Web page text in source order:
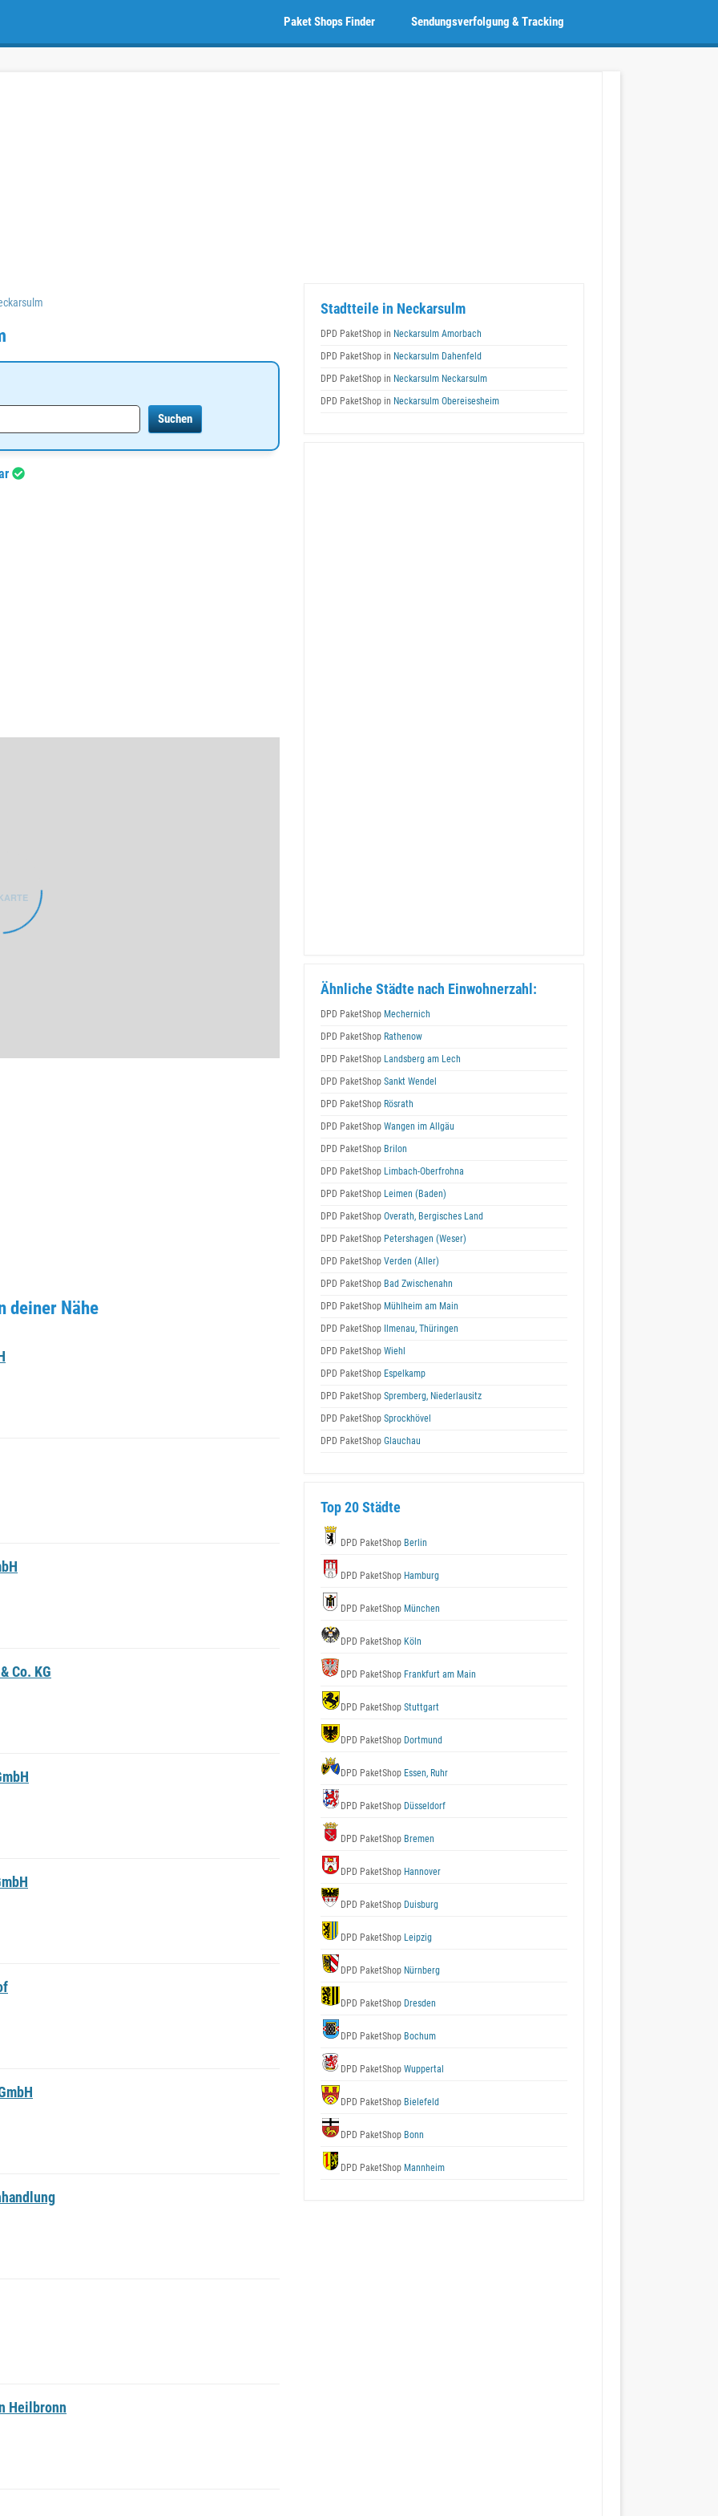
Sendungsverfolgung & Tracking
Paket Shops Finder
deiner Nähe
Co. KG
Heilbronn
Stadtteile in Neckarsulm
DPD PaketShop in Neckarsulm Amorbach
DPD PaketShop in Neckarsulm Dahenfeld
DPD PaketShop in Neckarsulm Neckarsulm
DPD PaketShop in Neckarsulm Obereisesheim
Ähnliche Städte nach Einwohnerzahl:
DPD PaketShop Mechernich
DPD PaketShop Rathenow
DPD PaketShop Landsberg am Lech
DPD PaketShop Sankt Wendel
DPD PaketShop Rösrath
DPD PaketShop Wangen im Allgäu
DPD PaketShop Brilon
DPD PaketShop Limbach-Oberfrohna
DPD PaketShop Leimen (Baden)
DPD PaketShop Overath, Bergisches Land
DPD PaketShop Petershagen (Weser)
DPD PaketShop Verden (Aller)
DPD PaketShop Bad Zwischenahn
DPD PaketShop Mühlheim am Main
DPD PaketShop Ilmenau, Thüringen
DPD PaketShop Wiehl
DPD PaketShop Espelkamp
DPD PaketShop Spremberg, Niederlausitz
DPD PaketShop Sprockhövel
DPD PaketShop Glauchau
Top 20 Städte
DPD PaketShop Berlin
DPD PaketShop Hamburg
DPD PaketShop München
DPD PaketShop Köln
DPD PaketShop Frankfurt am Main
DPD PaketShop Stuttgart
DPD PaketShop Dortmund
DPD PaketShop Essen, Ruhr
DPD PaketShop Düsseldorf
DPD PaketShop Bremen
DPD PaketShop Hannover
DPD PaketShop Duisburg
DPD PaketShop Leipzig
DPD PaketShop Nürnberg
DPD PaketShop Dresden
DPD PaketShop Bochum
DPD PaketShop Wuppertal
DPD PaketShop Bielefeld
DPD PaketShop Bonn
DPD PaketShop Mannheim